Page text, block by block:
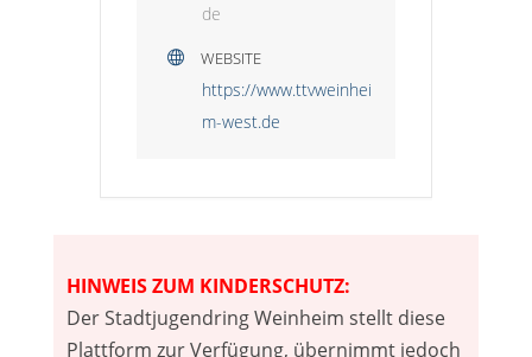
de
WEBSITE
https://www.ttvweinhei
m-west.de
HINWEIS ZUM KINDERSCHUTZ:
Der Stadtjugendring Weinheim stellt diese
Plattform zur Verfügung, übernimmt jedoch